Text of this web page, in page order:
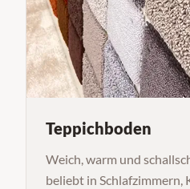
Teppichboden
Weich, warm und
beliebt in Schlafzimmern,